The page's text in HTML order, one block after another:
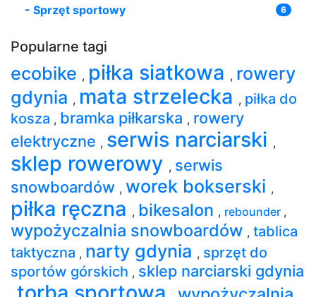
- Sprzęt sportowy 6
Popularne tagi
ecobike , piłka siatkowa , rowery
gdynia , mata strzelecka , piłka do
kosza , bramka piłkarska , rowery
elektryczne , serwis narciarski ,
sklep rowerowy , serwis
snowboardów , worek bokserski ,
piłka ręczna , bikesalon , rebounder ,
wypożyczalnia snowboardów , tablica
taktyczna , narty gdynia , sprzęt do
sportów górskich , sklep narciarski gdynia